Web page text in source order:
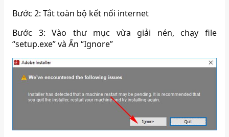
Bước 2: Tắt toàn bộ kết nối internet
Bước 3: Vào thư mục vừa giải nén, chạy file
“setup.exe” và Ấn “Ignore”